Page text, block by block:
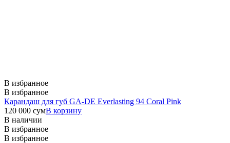
В избранное
В избранное
Карандаш для губ GA-DE Everlasting 94 Coral Pink
120 000 сумВ корзину
В наличии
В избранное
В избранное